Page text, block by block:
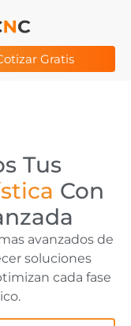
Gratis
Tus
Con
avanzados de
soluciones
cada fase